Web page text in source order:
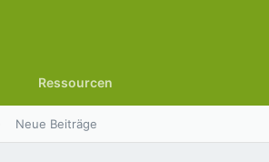
Ressourcen
Neue Beiträge